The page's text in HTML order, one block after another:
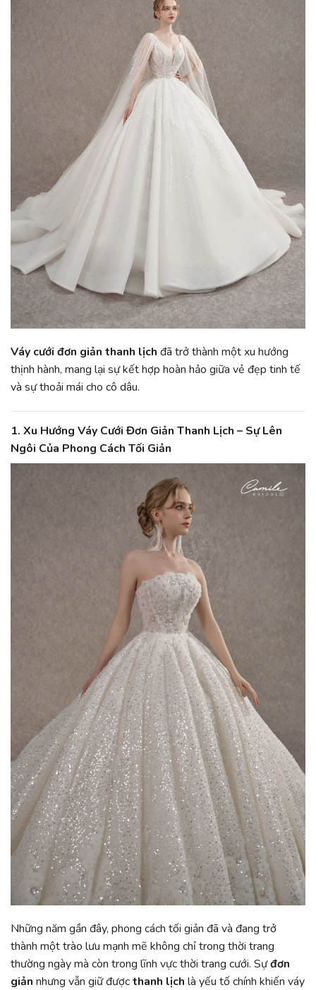
Váy cưới đơn giản thanh lịch đã trở thành một xu hướng
thịnh hành, mang lại sự kết hợp hoàn hảo giữa vẻ đẹp tinh tế
và sự thoải mái cho cô dâu.
1. Xu Hướng Váy Cưới Đơn Giản Thanh Lịch – Sự Lên
Ngôi Của Phong Cách Tối Giản
Những năm gần đây, phong cách tối giản đã và đang trở
thành một trào lưu mạnh mẽ không chỉ trong thời trang
thường ngày mà còn trong lĩnh vực thời trang cưới. Sựđơn
giản nhưng vẫn giữ đượcthanh lịch là yếu tố chính khiến váy